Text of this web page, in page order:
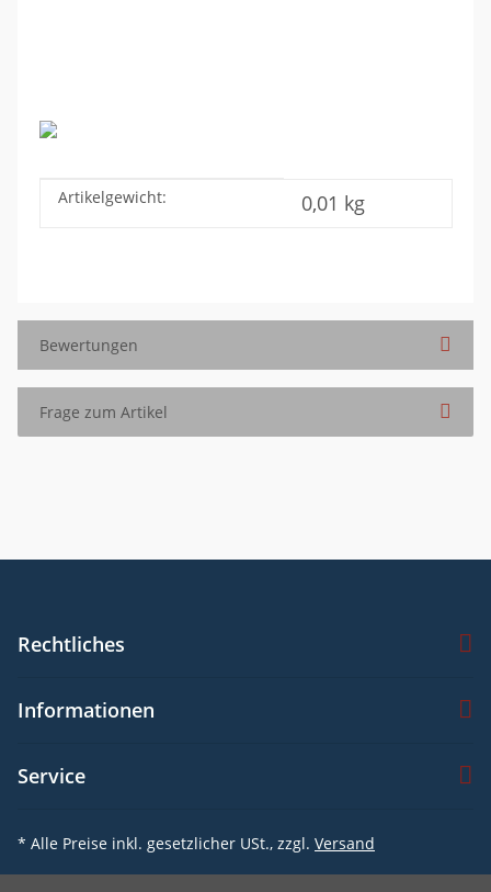
Produkteigenschaft
Wert
Artikelgewicht: 0,01 kg
Bewertungen
Frage zum Artikel
Rechtliches
Informationen
Service
* Alle Preise inkl. gesetzlicher USt., zzgl. Versand